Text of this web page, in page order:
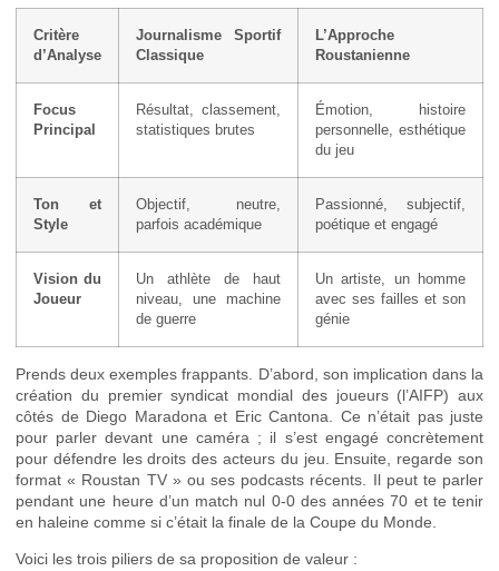
Critère
d’Analyse
Journalisme Sportif
Classique
L’Approche
Roustanienne
Focus
Principal
Résultat, classement,
statistiques brutes
Émotion, histoire
personnelle, esthétique
du jeu
Ton et
Style
Objectif, neutre,
parfois académique
Passionné, subjectif,
poétique et engagé
Vision du
Joueur
Un athlète de haut
niveau, une machine
de guerre
Un artiste, un homme
avec ses failles et son
génie
Prends deux exemples frappants. D’abord, son implication dans la
création du premier syndicat mondial des joueurs (l’AIFP) aux
côtés de Diego Maradona et Eric Cantona. Ce n’était pas juste
pour parler devant une caméra ; il s’est engagé concrètement
pour défendre les droits des acteurs du jeu. Ensuite, regarde son
format « Roustan TV » ou ses podcasts récents. Il peut te parler
pendant une heure d’un match nul 0-0 des années 70 et te tenir
en haleine comme si c’était la finale de la Coupe du Monde.
Voici les trois piliers de sa proposition de valeur :